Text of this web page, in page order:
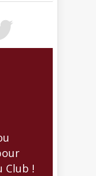
Club !